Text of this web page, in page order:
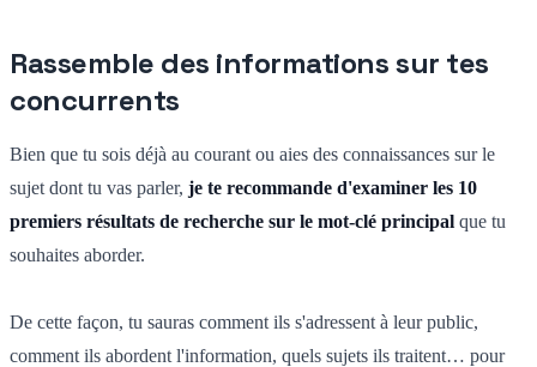
Rassemble des informations sur tes
concurrents
Bien que tu sois déjà au courant ou aies des connaissances sur le
sujet dont tu vas parler, je te recommande d'examiner les 10
premiers résultats de recherche sur le mot-clé principal que tu
souhaites aborder.
De cette façon, tu sauras comment ils s'adressent à leur public,
comment ils abordent l'information, quels sujets ils traitent… pour